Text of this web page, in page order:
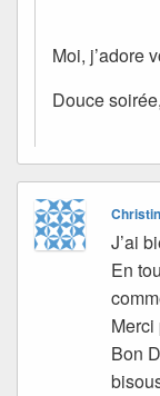
Moi, j’adore
Douce
J’ai
En
Merci
Bon